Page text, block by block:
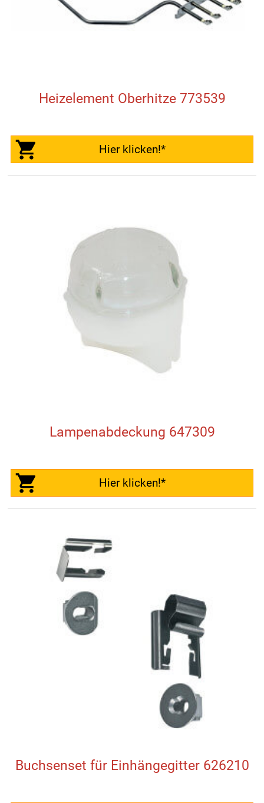
Heizelement Oberhitze 773539
Hier klicken!*
Lampenabdeckung 647309
Hier klicken!*
Buchsenset für Einhängegitter 626210